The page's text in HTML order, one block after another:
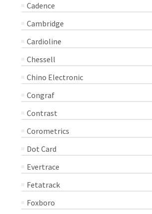
Cadence
Cambridge
Cardioline
Chessell
Chino Electronic
Congraf
Contrast
Corometrics
Dot Card
Evertrace
Fetatrack
Foxboro